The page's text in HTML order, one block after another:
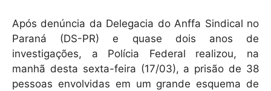
p o
k
Após denúncia da Delegacia do Anffa Sindical no
Paraná (DS-PR) e quase dois anos de
investigações, a Polícia Federal realizou, na
manhã desta sexta-feira (17/03), a prisão de 38
pessoas envolvidas em um grande esquema de